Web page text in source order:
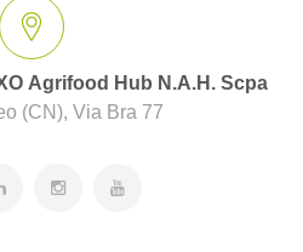
Agrifood Hub N.A.H. Scpa
(CN), Via Bra 77